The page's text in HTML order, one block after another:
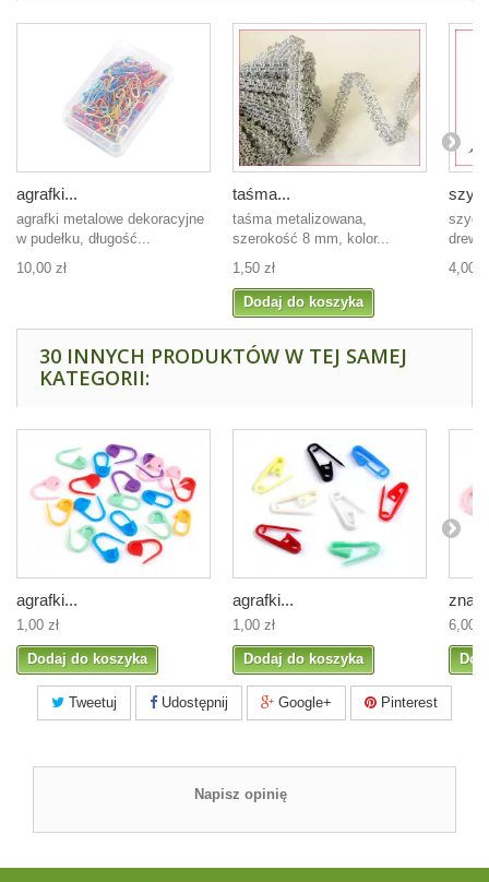
agrafki...
agrafki metalowe dekoracyjne
w pudełku, długość...
10,00 zł
taśma...
taśma metalizowana,
szerokość 8 mm, kolor...
1,50 zł
Dodaj do koszyka
4,00
30 INNYCH PRODUKTÓW W TEJ SAMEJ
KATEGORII:
agrafki...
1,00 zł
Dodaj do koszyka
agrafki...
1,00 zł
Dodaj do koszyka
6,00
Tweetuj Udostępnij Google+ Pinterest
Napisz opinię